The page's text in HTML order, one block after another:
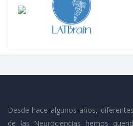
Desde hace algunos años,
de las Neurociencias hemos